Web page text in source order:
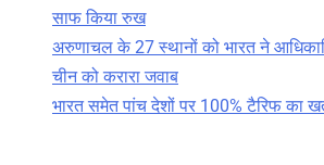
साफ किया रुख
अरुणाचल के 27 स्थानों को भारत ने
चीन को करारा जवाब
भारत समेत पांच देशों पर 100% टैरिफ का